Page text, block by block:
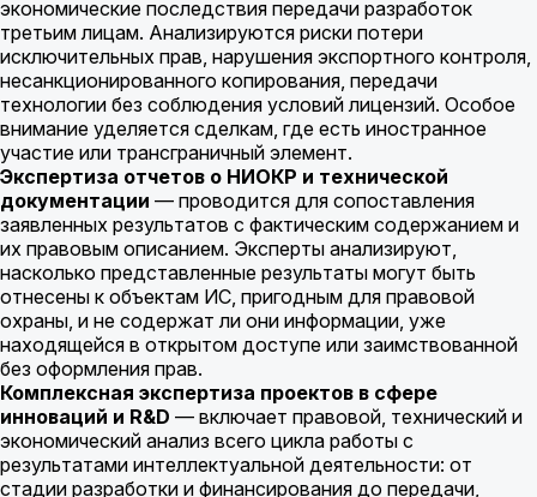
экономические последствия передачи разработок
третьим лицам. Анализируются риски потери
исключительных прав, нарушения экспортного контроля,
несанкционированного копирования, передачи
технологии без соблюдения условий лицензий. Особое
внимание уделяется сделкам, где есть иностранное
участие или трансграничный элемент.
Экспертиза отчетов о НИОКР и технической
документации — проводится для сопоставления
заявленных результатов с фактическим содержанием и
их правовым описанием. Эксперты анализируют,
насколько представленные результаты могут быть
отнесены к объектам ИС, пригодным для правовой
охраны, и не содержат ли они информации, уже
находящейся в открытом доступе или заимствованной
без оформления прав.
Комплексная экспертиза проектов в сфере
инноваций и R&D — включает правовой, технический и
экономический анализ всего цикла работы с
результатами интеллектуальной деятельности: от
стадии разработки и финансирования до передачи,